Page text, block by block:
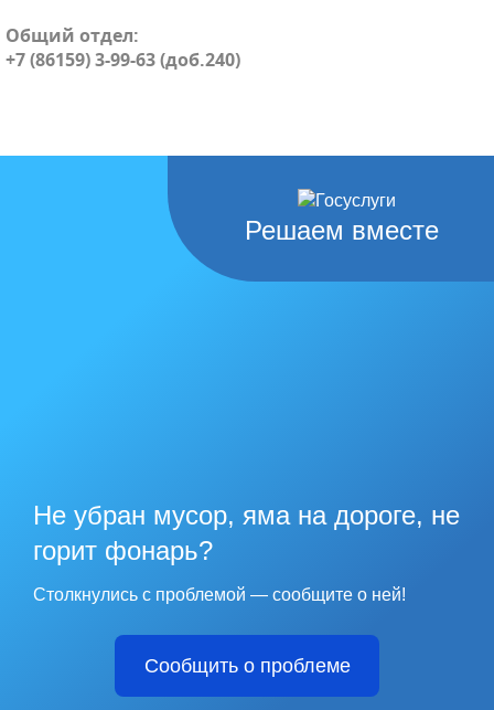
Общий отдел:
+7 (86159) 3-99-63 (доб.240)
Решаем вместе
Не убран мусор, яма на дороге, не
горит фонарь?
Столкнулись с проблемой — сообщите о ней!
Сообщить о проблеме